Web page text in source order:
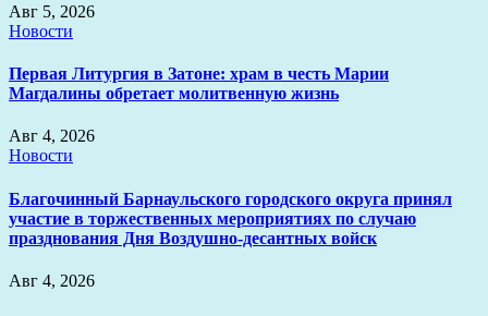
Авг 5, 2026
Новости
Первая Литургия в Затоне: храм в честь Марии
Магдалины обретает молитвенную жизнь
Авг 4, 2026
Новости
Благочинный Барнаульского городского округа принял
участие в торжественных мероприятиях по случаю
празднования Дня Воздушно-десантных войск
Авг 4, 2026